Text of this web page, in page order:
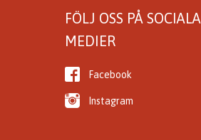
FÖLJ OSS PÅ SOCIALA
MEDIER
Facebook
Instagram